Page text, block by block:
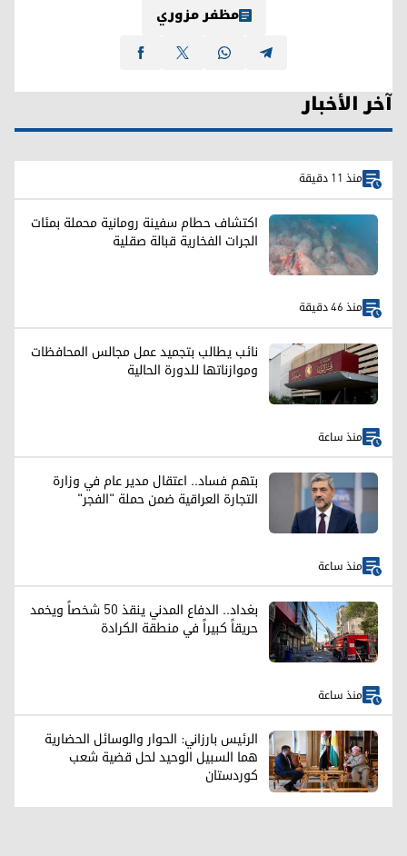
مظفر مزوري
آخر الأخبار
منذ 11 دقيقة
اكتشاف حطام سفينة رومانية محملة بمئات
الجرات الفخارية قبالة صقلية
منذ 46 دقيقة
نائب يطالب بتجميد عمل مجالس المحافظات
وموازناتها للدورة الحالية
منذ ساعة
بتهم فساد.. اعتقال مدير عام في وزارة
التجارة العراقية ضمن حملة "الفجر"
منذ ساعة
بغداد.. الدفاع المدني ينقذ 50 شخصاً ويخمد
حريقاً كبيراً في منطقة الكرادة
منذ ساعة
الرئيس بارزاني: الحوار والوسائل الحضارية
هما السبيل الوحيد لحل قضية شعب
كوردستان